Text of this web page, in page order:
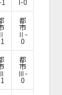
1
I-0
Ⅱ
都
市
Ⅱ-
0
都
市
Ⅲ-
0